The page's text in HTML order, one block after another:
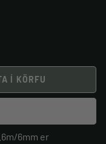
Í KÖRFU
6mm er